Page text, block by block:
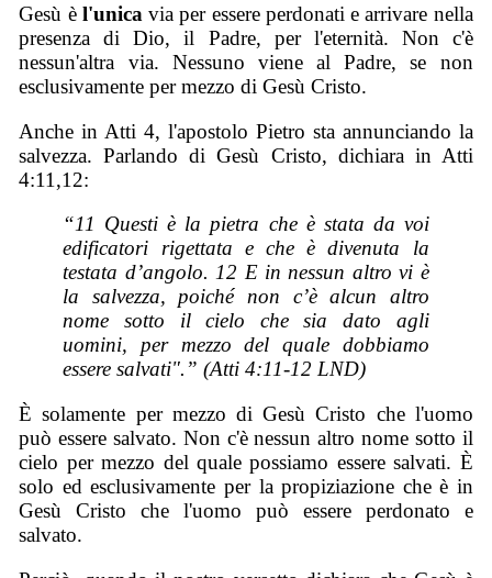
Gesù è l'unica via per essere perdonati e arrivare nella
presenza di Dio, il Padre, per l'eternità. Non c'è
nessun'altra via. Nessuno viene al Padre, se non
esclusivamente per mezzo di Gesù Cristo.
Anche in Atti 4, l'apostolo Pietro sta annunciando la
salvezza. Parlando di Gesù Cristo, dichiara in Atti
4:11,12:
“11 Questi è la pietra che è stata da voi
edificatori rigettata e che è divenuta la
testata d’angolo. 12 E in nessun altro vi è
la salvezza, poiché non c’è alcun altro
nome sotto il cielo che sia dato agli
uomini, per mezzo del quale dobbiamo
essere salvati".” (Atti 4:11-12 LND)
È solamente per mezzo di Gesù Cristo che l'uomo
può essere salvato. Non c'è nessun altro nome sotto il
cielo per mezzo del quale possiamo essere salvati. È
solo ed esclusivamente per la propiziazione che è in
Gesù Cristo che l'uomo può essere perdonato e
salvato.